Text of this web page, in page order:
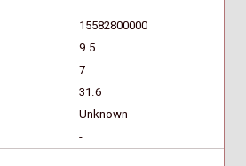
15582800000
9.5
7
31.6
Unknown
-